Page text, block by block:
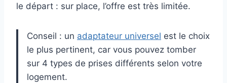
le départ : sur place, l’offre est très limitée.
Conseil : un adaptateur universel est le choix
le plus pertinent, car vous pouvez tomber
sur 4 types de prises différents selon votre
logement.